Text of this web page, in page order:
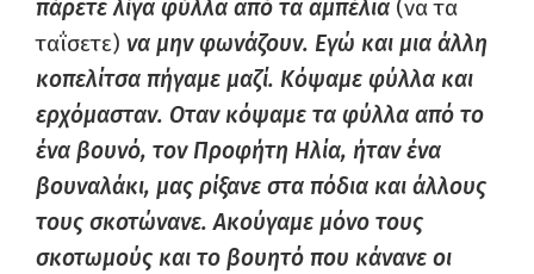
πάρετε λίγα φύλλα από τα αμπέλια (να τα
ταΐσετε) να μην φωνάζουν. Εγώ και μια άλλη
κοπελίτσα πήγαμε μαζί. Κόψαμε φύλλα και
ερχόμασταν. Οταν κόψαμε τα φύλλα από το
ένα βουνό, τον Προφήτη Ηλία, ήταν ένα
βουναλάκι, μας ρίξανε στα πόδια και άλλους
τους σκοτώνανε. Ακούγαμε μόνο τους
σκοτωμούς και το βουητό που κάνανε οι